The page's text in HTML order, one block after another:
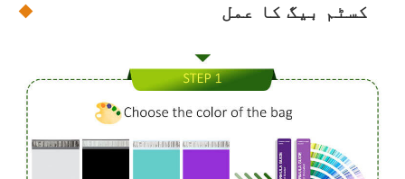
کسٹم بیگ کا عمل